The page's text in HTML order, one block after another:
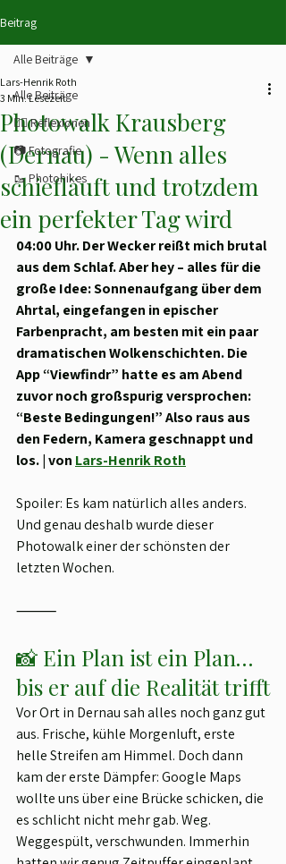
Beitrag
Alle Beiträge
✍🏻 Reflexionen
📷 Fotografie
🥾 Photohikes
Alle Beiträge
Photowalk Krausberg
(Dernau) - Wenn alles
schiefläuft und trotzdem
ein perfekter Tag wird
Lars-Henrik Roth
3 Min. Lesezeit
04:00 Uhr. Der Wecker reißt mich brutal
aus dem Schlaf. Aber hey – alles für die
große Idee: Sonnenaufgang über dem
Ahrtal, eingefangen in epischer
Farbenpracht, am besten mit ein paar
dramatischen Wolkenschichten. Die
App “Viewfindr” hatte es am Abend
zuvor noch großspurig versprochen:
“Beste Bedingungen!” Also raus aus
den Federn, Kamera geschnappt und
los. | von Lars-Henrik Roth
Spoiler: Es kam natürlich alles anders.
Und genau deshalb wurde dieser
Photowalk einer der schönsten der
letzten Wochen.
⸻
📸 Ein Plan ist ein Plan…
bis er auf die Realität trifft
Vor Ort in Dernau sah alles noch ganz gut
aus. Frische, kühle Morgenluft, erste
helle Streifen am Himmel. Doch dann
kam der erste Dämpfer: Google Maps
wollte uns über eine Brücke schicken, die
es schlicht nicht mehr gab. Weg.
Weggespült, verschwunden. Immerhin